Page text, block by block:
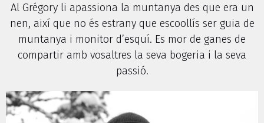
Al Grégory li apassiona la muntanya des que era un
nen, així que no és estrany que escoollís ser guia de
muntanya i monitor d’esquí. Es mor de ganes de
compartir amb vosaltres la seva bogeria i la seva
passió.